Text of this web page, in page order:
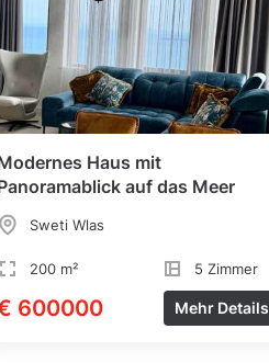
Haus mit
auf das Meer
Sweti Wlas
200 m² 5 Zimmer
600000 Mehr Details